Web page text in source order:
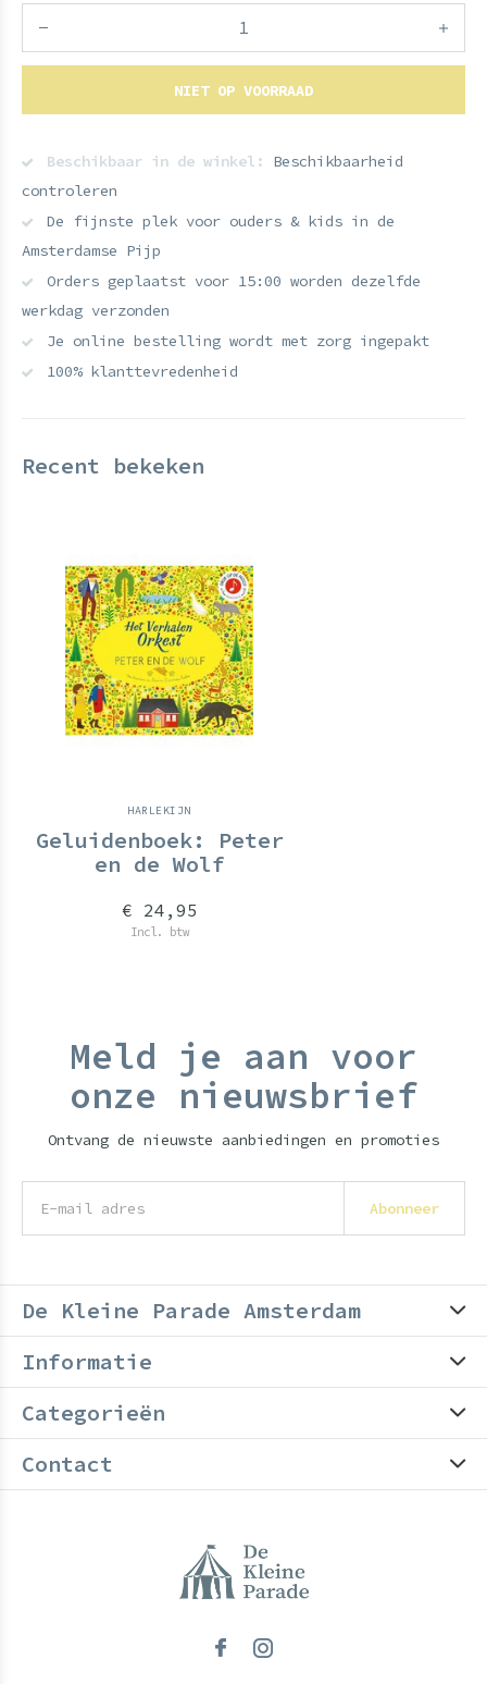
NIET OP VOORRAAD
Beschikbaar in de winkel: Beschikbaarheid
controleren
De fijnste plek voor ouders & kids in de
Amsterdamse Pijp
Orders geplaatst voor 15:00 worden dezelfde
werkdag verzonden
Je online bestelling wordt met zorg ingepakt
100% klanttevredenheid
Recent bekeken
HARLEKIJN
Geluidenboek: Peter
en de Wolf
€ 24,95
Incl. btw
Meld je aan voor
onze nieuwsbrief
Ontvang de nieuwste aanbiedingen en promoties
Abonneer
De Kleine Parade Amsterdam
Informatie
Categorieën
Contact